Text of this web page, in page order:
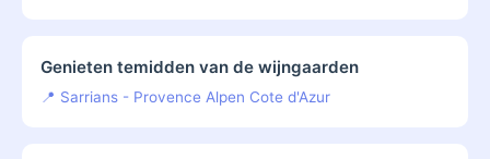
Genieten temidden van de wijngaarden
📍 Sarrians - Provence Alpen Cote d'Azur